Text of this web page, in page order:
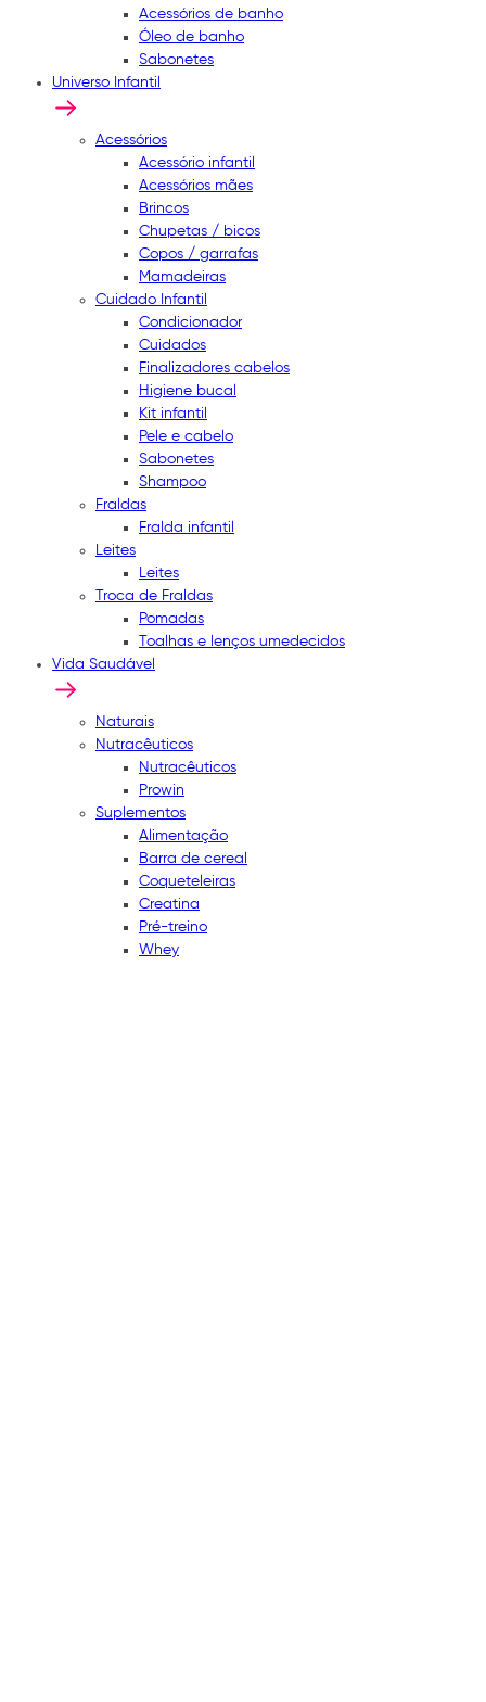
Acessórios de banho
Óleo de banho
Sabonetes
Universo Infantil
Acessórios
Acessório infantil
Acessórios mães
Brincos
Chupetas / bicos
Copos / garrafas
Mamadeiras
Cuidado Infantil
Condicionador
Cuidados
Finalizadores cabelos
Higiene bucal
Kit infantil
Pele e cabelo
Sabonetes
Shampoo
Fraldas
Fralda infantil
Leites
Leites
Troca de Fraldas
Pomadas
Toalhas e lenços umedecidos
Vida Saudável
Naturais
Nutracêuticos
Nutracêuticos
Prowin
Suplementos
Alimentação
Barra de cereal
Coqueteleiras
Creatina
Pré-treino
Whey